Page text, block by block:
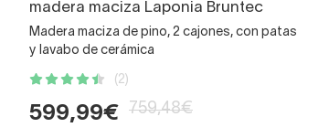
madera maciza Laponia Bruntec
Madera maciza de pino, 2 cajones, con patas
y lavabo de cerámica
(2)
599,99€ 759,48€